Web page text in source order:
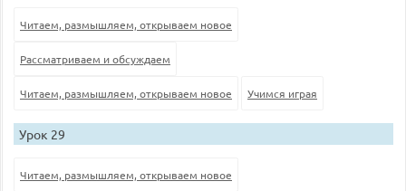
Читаем, размышляем, открываем новое
Рассматриваем и обсуждаем
Читаем, размышляем, открываем новое Учимся играя
Урок 29
Читаем, размышляем, открываем новое